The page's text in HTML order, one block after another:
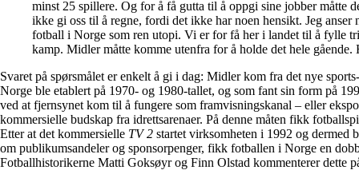
minst 25 spillere. Og for å få gutta til å oppgi sine jobber måtte
ikke gi oss til å regne, fordi det ikke har noen hensikt. Jeg anser
fotball i Norge som ren utopi. Vi er for få her i landet til å fylle
kamp. Midler måtte komme utenfra for å holde det hele gående.
Svaret på spørsmålet er enkelt å gi i dag: Midler kom fra det nye
Norge ble etablert på 1970- og 1980-tallet, og som fant sin form på
ved at fjernsynet kom til å fungere som framvisningskanal – eller
kommersielle budskap fra idrettsarenaer. På denne måten fikk
Etter at det kommersielle TV 2 startet virksomheten i 1992 og dermed
om publikumsandeler og sponsorpenger, fikk fotballen i Norge en
Fotballhistorikerne Matti Goksøyr og Finn Olstad kommenterer dette